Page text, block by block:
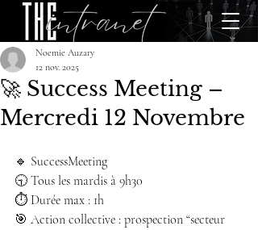
🚀 Success Meeting –
Mercredi 12 Novembre
Noemie Auzary
12 nov. 2025
🔹 SuccessMeeting
🕤 Tous les mardis à 9h30
⏱️ Durée max : 1h
🎯 Action collective : prospection “secteur